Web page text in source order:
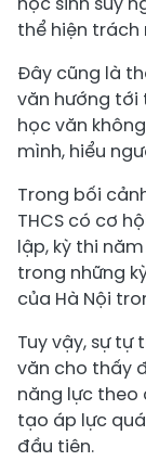
thể hiện trách
Đây cũng là
văn hướng tới
học văn
mình, hiểu
Trong bối
THCS có cơ
lập, kỳ thi
trong những
của Hà Nội
Tuy vậy, sự tự
văn cho thấy
năng lực theo
tạo áp lực
đầu tiên.